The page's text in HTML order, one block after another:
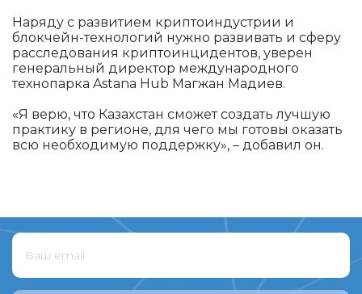
Наряду с развитием криптоиндустрии и
блокчейн-технологий нужно развивать и сферу
расследования криптоинцидентов, уверен
генеральный директор международного
технопарка Astana Hub Магжан Мадиев.
«Я верю, что Казахстан сможет создать лучшую
практику в регионе, для чего мы готовы оказать
всю необходимую поддержку», – добавил он.